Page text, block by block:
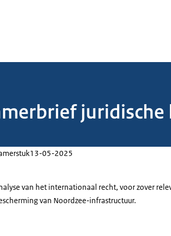
13-05-2025
van het internationaal recht, voor zover
van Noordzee-infrastructuur.